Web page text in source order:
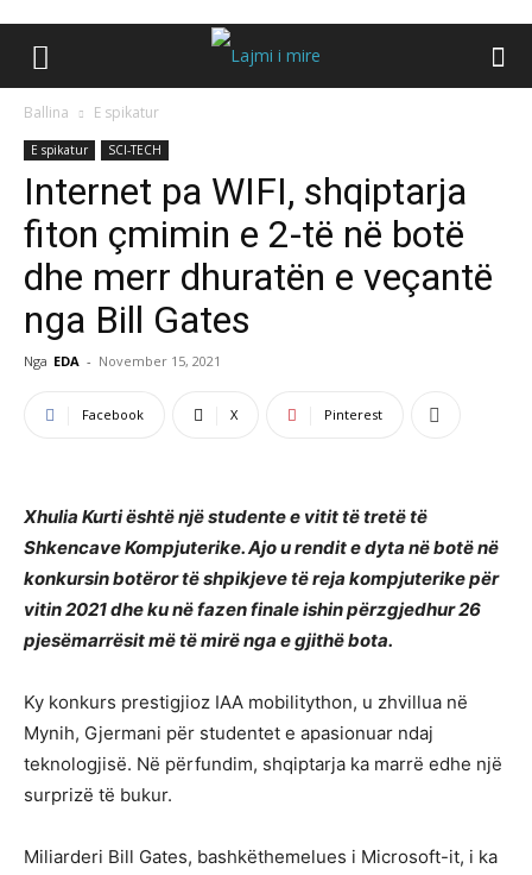
Ballina E spikatur
E spikatur SCI-TECH
Internet pa WIFI, shqiptarja
fiton çmimin e 2-të në botë
dhe merr dhuratën e veçantë
nga Bill Gates
Nga EDA - November 15, 2021
Facebook X Pinterest
Xhulia Kurti është një studente e vitit të tretë të
Shkencave Kompjuterike. Ajo u rendit e dyta në botë në
konkursin botëror të shpikjeve të reja kompjuterike për
vitin 2021 dhe ku në fazen finale ishin përzgjedhur 26
pjesëmarrësit më të mirë nga e gjithë bota.
Ky konkurs prestigjioz IAA mobilitython, u zhvillua në
Mynih, Gjermani për studentet e apasionuar ndaj
teknologjisë. Në përfundim, shqiptarja ka marrë edhe një
surprizë të bukur.
Miliarderi Bill Gates, bashkëthemelues i Microsoft-it, i ka